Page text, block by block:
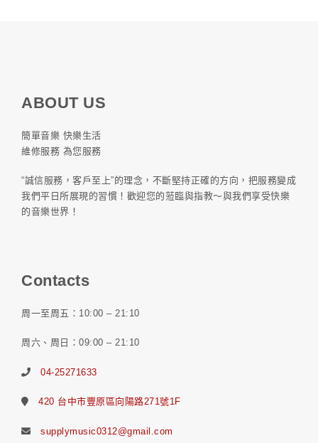
ABOUT US
簡單音樂 快樂生活
維修服務 為您服務
“誠信服務，客戶至上”的理念，不斷堅持正確的方向，把服務變成
我們平日所展現的習慣！歡迎您的蒞臨與指教～與我們享受快樂
的音樂世界！
Contacts
周一至周五：10:00 – 21:10
周六、周日：09:00 – 21:10
04-25271633
420 台中市豐原區向陽路271號1F
supplymusic0312@gmail.com